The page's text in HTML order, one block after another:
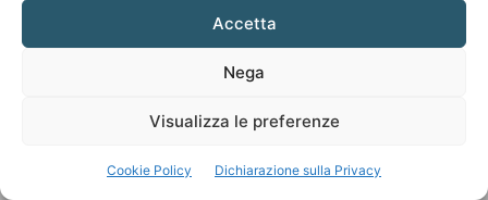
Accetta
Nega
Visualizza le preferenze
Cookie Policy Dichiarazione sulla Privacy